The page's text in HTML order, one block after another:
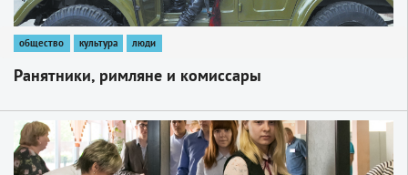
общество культура люди
Ранятники, римляне и комиссары
1